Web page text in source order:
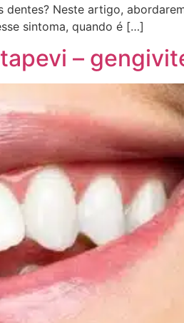
Neste artigo,
sintoma, quando é […]
–